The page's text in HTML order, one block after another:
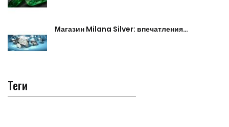
Магазин Milana Silver: впечатления…
Теги